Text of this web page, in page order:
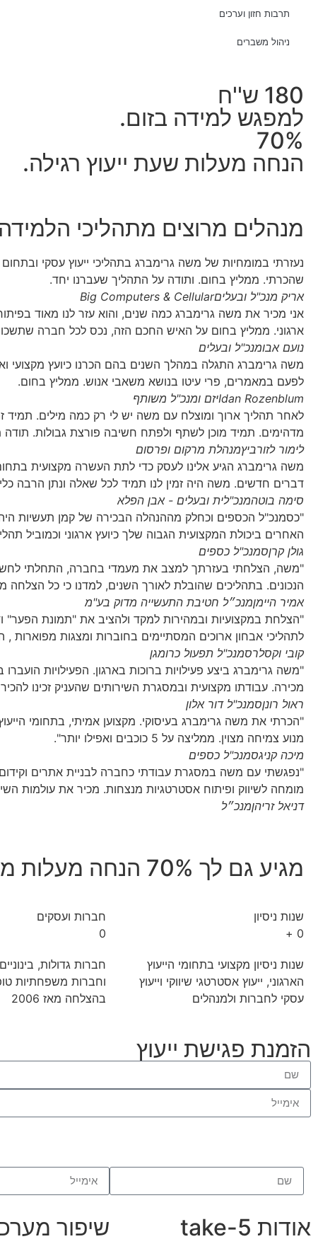
תרבות חזון וערכים
ניהול משברים
180 ש''ח
למפגש למידה בזום.
70%
הנחה מעלות שעת ייעוץ רגילה.
מנהלים מרוצים מתהליכי
נעזרתי במומחיות של משה גרימברג בתהליכי ייעוץ עסקי ובתחום
שהכרתי. ממליץ בחום. ותודה על התהליך שעברנו יחד.
אריק מנכ"ל ובעליםBig Computers & Cellular
אני מכיר את משה גרימברג כמה שנים, והוא עזר לנו מאוד
ארגוני. ממליץ בחום על האיש החכם הזה, נכס לכל חברה
נועם אבומנכ"ל ובעלים
משה גרימברג התגלה במהלך השנים בהם הכרנו כיועץ מקצועי
לפעם במאמרים, פרי עיטו בנושא משאבי אנוש. ממליץ בחום.
Idan Rozenblumיזם ומנכ"ל משותף
לאחר תהליך ארוך ומוצלח עם משה יש לי רק כמה מילים. תמיד
מדהימים. תמיד מוכן לשתף ולפתח חשיבה פורצת גבולות.
לימור לזורביץמנהלת מרקום ופרסום
משה גרימברג הגיע אלינו לעסק כדי לתת העשרה מקצועית
דברים חדשים. משה היה זמין לנו תמיד לכל שאלה ונתן הרבה
סימה בוטהמנכ"לית ובעלים - אבן הפלא
"כסמנכ"ל הכספים וכחלק מההנהלה הבכירה של קמן תעשיות
האחרים ביכולת המקצועית הגבוה שלך כיועץ ארגוני וכמוביל
גולן קרןסמנכ"ל כספים
"משה, הצלחתי בעזרתך למצב את מעמדי בחברה, התחלתי
הנכונים. בתהליכים שהובלת לאורך השנים, למדנו כי כל
אמיר היימןמנכ״ל חטיבת התעשייה מדוק בע"מ
"הצלחת במקצועיות ובמהירות למקד ולהציב את "תמונת הפער"
לתהליכי אבחון ארוכים המסתיימים בחוברות ומצגות
קובי וקסלרסמנכ"ל תפעול כרומגן
"משה גרימברג ביצע פעילויות ברוכות בארגון. הפעילויות
מכירה. עבודתו מקצועית ובמסגרת השירותים שהעניק זכינו להכיר
ראול רונןסמנכ"ל דור אלון
"הכרתי את משה גרימברג בעיסוקי. מקצוען אמיתי, בתחומי
מנוע צמיחה מצוין. ממליצה על 5 כוכבים ואפילו יותר".
מיכה קניגסמנכ"ל כספים
"נפגשתי עם משה במסגרת עבודתי כחברה לבניית אתרים וקידום
מומחה לשיווק ופיתוח אסטרטגיות מנצחות. מכיר את עולמות
דניאל זריהןמנכ״ל
מגיע גם לך 70% הנחה מעלות משעת ייעוץ רגילה.
שנות ניסיון
0
+
שנות ניסיון מקצועי בתחומי הייעוץ
הארגוני, ייעוץ אסטרטגי שיווקי וייעוץ
עסקי לחברות ולמנהלים
חברות ועסקים
0
חברות גדולות,
וחברות משפחתיות
בהצלחה מאז 2006
הזמנת פגישת ייעוץ
אודות take-5
שיפור